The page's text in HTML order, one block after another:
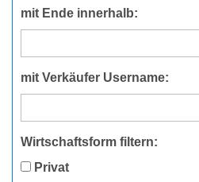
mit Ende innerhalb:
mit Verkäufer Username:
Wirtschaftsform filtern:
Privat